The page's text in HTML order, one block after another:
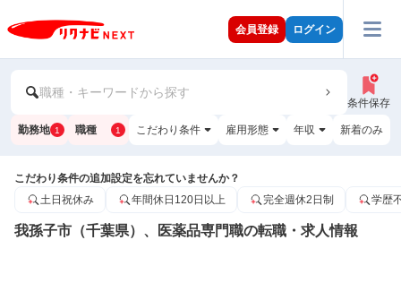
会員登録 ログイン
職種・キーワードから探す
条件保存
勤務地 1 職種 1 こだわり条件 雇用形態 年収 新着のみ
こだわり条件の追加設定を忘れていませんか？
土日祝休み
年間休日120日以上 完全週休2日制 学歴
我孫子市（千葉県）、医薬品専門職の転職・求人情報